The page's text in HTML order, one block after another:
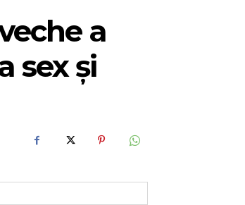
a
sex și